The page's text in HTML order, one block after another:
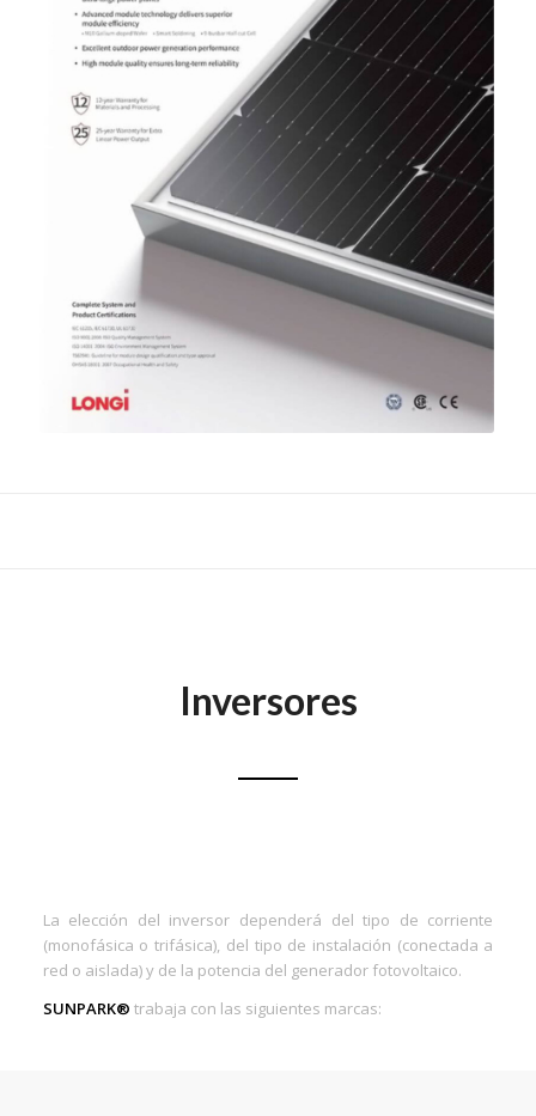
Inversores
La elección del inversor dependerá del tipo de corriente
(monofásica o trifásica), del tipo de instalación (conectada a
red o aislada) y de la potencia del generador fotovoltaico.
SUNPARK® trabaja con las siguientes marcas: